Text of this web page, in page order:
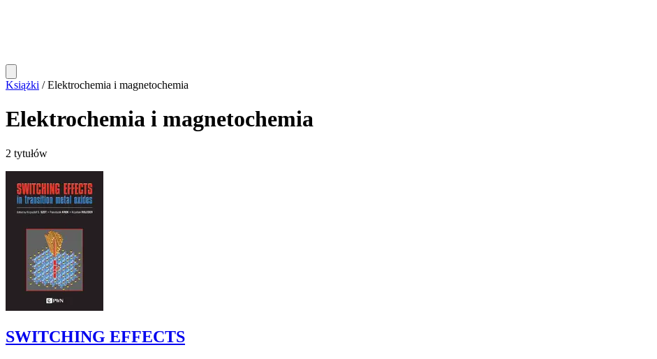
Książki / Elektrochemia i magnetochemia
Elektrochemia i magnetochemia
2 tytułów
SWITCHING EFFECTS